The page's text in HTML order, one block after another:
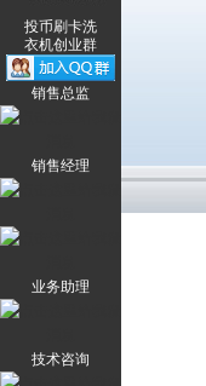
投币刷卡洗
衣机创业群
销售总监
销售经理
业务助理
技术咨询